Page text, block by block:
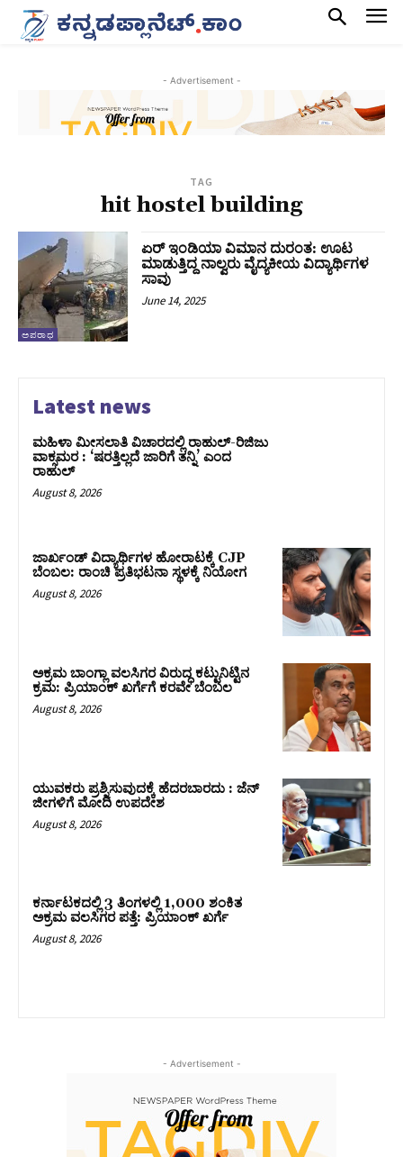
- Advertisement -
TAG
hit hostel building
ಅಪರಾಧ
ಏರ್‌ ಇಂಡಿಯಾ ವಿಮಾನ ದುರಂತ: ‌ಊಟ
ಮಾಡುತ್ತಿದ್ದ ನಾಲ್ವರು ವೈದ್ಯಕೀಯ ವಿದ್ಯಾರ್ಥಿಗಳ
ಸಾವು
June 14, 2025
Latest news
ಮಹಿಳಾ ಮೀಸಲಾತಿ ವಿಚಾರದಲ್ಲಿ ರಾಹುಲ್‌-ರಿಜಿಜು
ವಾಕ್ಸಮರ : ‘ಷರತ್ತಿಲ್ಲದೆ ಜಾರಿಗೆ ತನ್ನಿ’ ಎಂದ
ರಾಹುಲ್‌
August 8, 2026
ಜಾರ್ಖಂಡ್‌ ವಿದ್ಯಾರ್ಥಿಗಳ ಹೋರಾಟಕ್ಕೆ CJP
ಬೆಂಬಲ: ರಾಂಚಿ ಪ್ರತಿಭಟನಾ ಸ್ಥಳಕ್ಕೆ ನಿಯೋಗ
August 8, 2026
ಅಕ್ರಮ ಬಾಂಗ್ಲಾ ವಲಸಿಗರ ವಿರುದ್ಧ ಕಟ್ಟುನಿಟ್ಟಿನ
ಕ್ರಮ: ಪ್ರಿಯಾಂಕ್ ಖರ್ಗೆಗೆ ಕರವೇ ಬೆಂಬಲ
August 8, 2026
ಯುವಕರು ಪ್ರಶ್ನಿಸುವುದಕ್ಕೆ ಹೆದರಬಾರದು : ಜೆನ್‌
ಜೀಗಳಿಗೆ ಮೋದಿ ಉಪದೇಶ
August 8, 2026
ಕರ್ನಾಟಕದಲ್ಲಿ 3 ತಿಂಗಳಲ್ಲಿ 1,000 ಶಂಕಿತ
ಅಕ್ರಮ ವಲಸಿಗರ ಪತ್ತೆ: ಪ್ರಿಯಾಂಕ್‌ ಖರ್ಗೆ
August 8, 2026
- Advertisement -